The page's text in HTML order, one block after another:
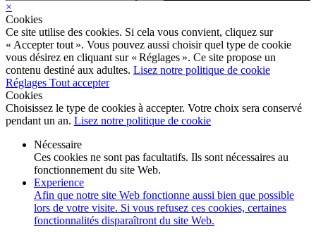
×
Cookies
Ce site utilise des cookies. Si cela vous convient, cliquez sur
« Accepter tout ». Vous pouvez aussi choisir quel type de cookie
vous désirez en cliquant sur « Réglages ». Ce site propose un
contenu destiné aux adultes. Lisez notre politique de cookie
Réglages Tout accepter
Cookies
Choisissez le type de cookies à accepter. Votre choix sera conservé
pendant un an. Lisez notre politique de cookie
Nécessaire
Ces cookies ne sont pas facultatifs. Ils sont nécessaires au
fonctionnement du site Web.
Experience
Afin que notre site Web fonctionne aussi bien que possible
lors de votre visite. Si vous refusez ces cookies, certaines
fonctionnalités disparaîtront du site Web.